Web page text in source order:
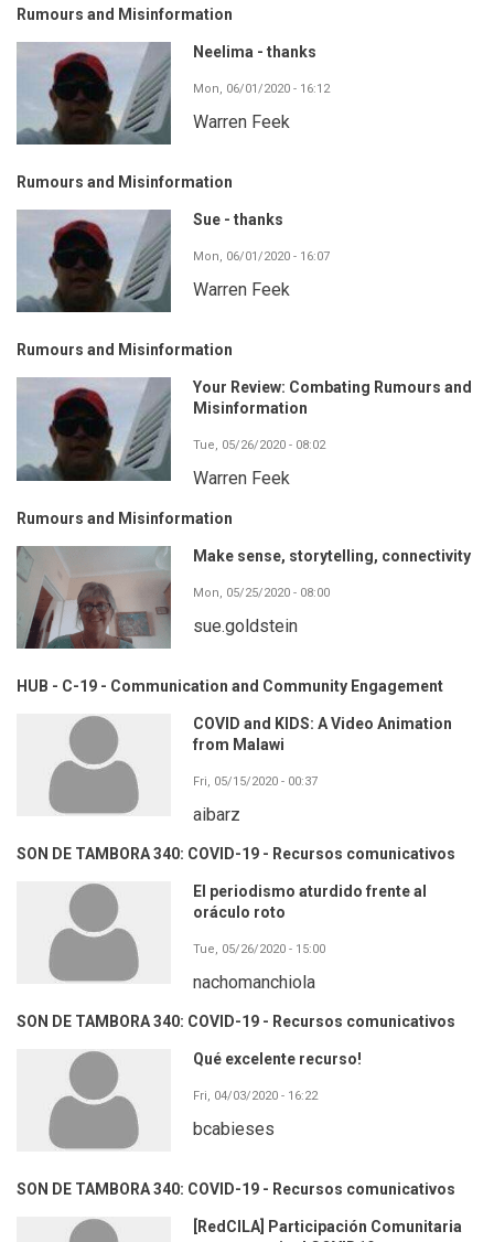
Rumours and Misinformation
Neelima - thanks
Mon, 06/01/2020 - 16:12
Warren Feek
Rumours and Misinformation
Sue - thanks
Mon, 06/01/2020 - 16:07
Warren Feek
Rumours and Misinformation
Your Review: Combating Rumours and
Misinformation
Tue, 05/26/2020 - 08:02
Warren Feek
Rumours and Misinformation
Make sense, storytelling, connectivity
Mon, 05/25/2020 - 08:00
sue.goldstein
HUB - C-19 - Communication and Community Engagement
COVID and KIDS: A Video Animation
from Malawi
Fri, 05/15/2020 - 00:37
aibarz
SON DE TAMBORA 340: COVID-19 - Recursos comunicativos
El periodismo aturdido frente al
oráculo roto
Tue, 05/26/2020 - 15:00
nachomanchiola
SON DE TAMBORA 340: COVID-19 - Recursos comunicativos
Qué excelente recurso!
Fri, 04/03/2020 - 16:22
bcabieses
SON DE TAMBORA 340: COVID-19 - Recursos comunicativos
[RedCILA] Participación Comunitaria